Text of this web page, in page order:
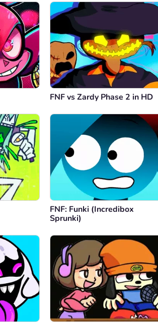
FNF vs Zardy Phase 2 in HD
FNF: Funki (Incredibox
Sprunki)